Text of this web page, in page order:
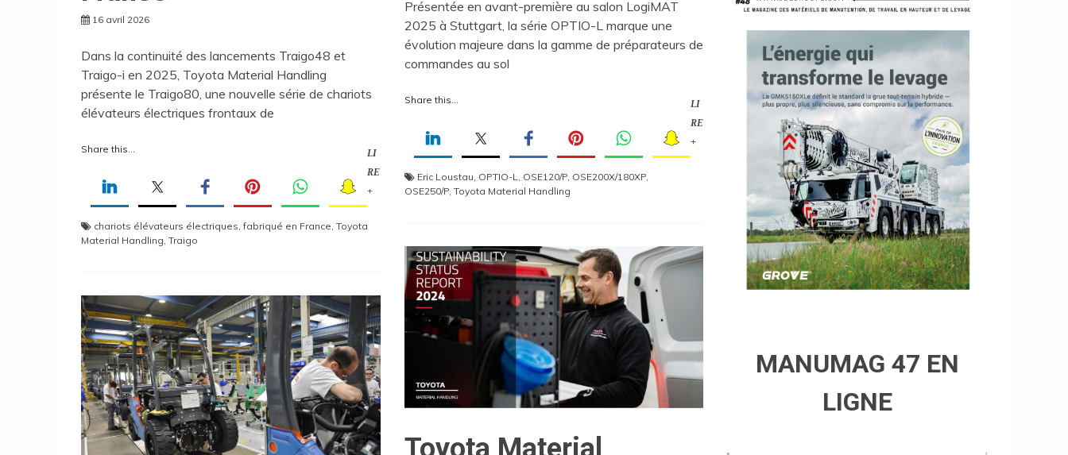
16 avril 2026
Dans la continuité des lancements Traigo48 et
Traigo-i en 2025, Toyota Material Handling
présente le Traigo80, une nouvelle série de chariots
élévateurs électriques frontaux de
Share this...
LI
RE
+
chariots élévateurs électriques ,fabriqué en France Toyota
Material Handling Traigo
Présentée en avant-première au salon LogiMAT
2025 à Stuttgart, la série OPTIO-L marque une
évolution majeure dans la gamme de préparateurs de
commandes au sol
Share this...
LI
RE
+
Eric Loustau, OPTIO-L, OSE120/P, OSE200X/180XP,
OSE250/P, Toyota Material Handling
MANUMAG 47 EN
LIGNE